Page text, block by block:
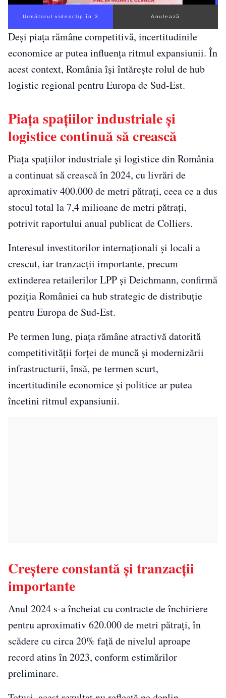
Următorul videoclip în 1 Anulează
Deși piața rămâne competitivă, incertitudinile
economice ar putea influența ritmul expansiunii. În
acest context, România își întărește rolul de hub
logistic regional pentru Europa de Sud-Est.
Piața spațiilor industriale și
logistice continuă să crească
Piața spațiilor industriale și logistice din România
a continuat să crească în 2024, cu livrări de
aproximativ 400.000 de metri pătrați, ceea ce a dus
stocul total la 7,4 milioane de metri pătrați,
potrivit raportului anual publicat de Colliers.
Interesul investitorilor internaționali și locali a
crescut, iar tranzacții importante, precum
extinderea retailerilor LPP și Deichmann, confirmă
poziția României ca hub strategic de distribuție
pentru Europa de Sud-Est.
Pe termen lung, piața rămâne atractivă datorită
competitivității forței de muncă și modernizării
infrastructurii, însă, pe termen scurt,
incertitudinile economice și politice ar putea
încetini ritmul expansiunii.
Creștere constantă și tranzacții
importante
Anul 2024 s-a încheiat cu contracte de închiriere
pentru aproximativ 620.000 de metri pătrați, în
scădere cu circa 20% față de nivelul aproape
record atins în 2023, conform estimărilor
preliminare.